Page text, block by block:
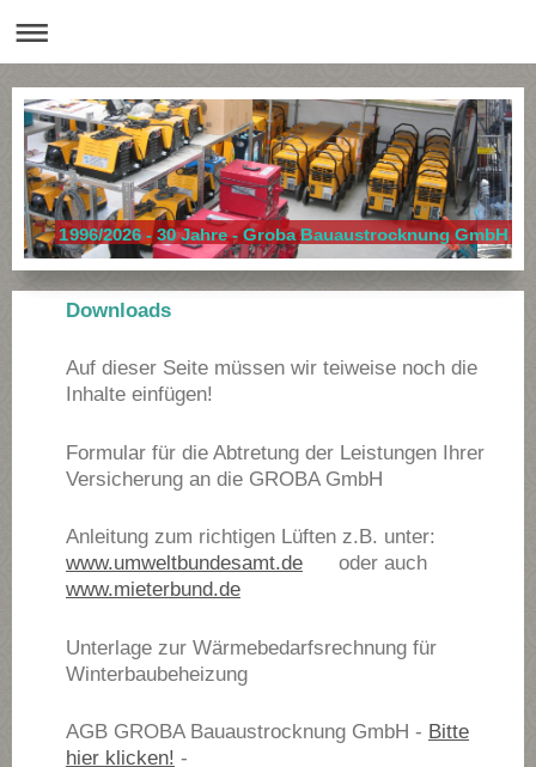
1996/2026 - 30 Jahre - Groba Bauaustrocknung GmbH
Downloads
Auf dieser Seite müssen wir teiweise noch die
Inhalte einfügen!
Formular für die Abtretung der Leistungen Ihrer
Versicherung an die GROBA GmbH
Anleitung zum richtigen Lüften z.B. unter:
www.umweltbundesamt.de oder auch
www.mieterbund.de
Unterlage zur Wärmebedarfsrechnung für
Winterbaubeheizung
AGB GROBA Bauaustrocknung GmbH - Bitte
hier klicken! -